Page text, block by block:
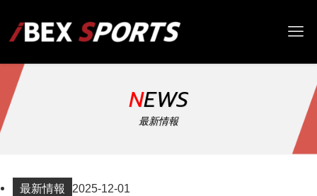
NEWS
最新情報
最新情報 2025-12-01